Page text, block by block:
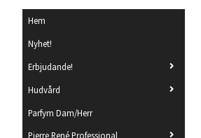
Hem
Nyhet!
Erbjudande!
Hudvård
Parfym Dam/Herr
Pierre René Professional